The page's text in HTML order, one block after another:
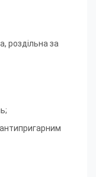
роздільна за
;